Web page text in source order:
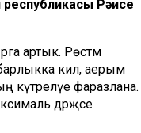
Рәисе
артык. Рөстәм
килә, аерым
күтәрелүе фаразлана.
дәрәҗәсе